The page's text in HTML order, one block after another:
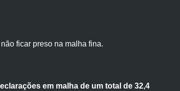
ficar preso na malha fina.
em malha de um total de 32,4